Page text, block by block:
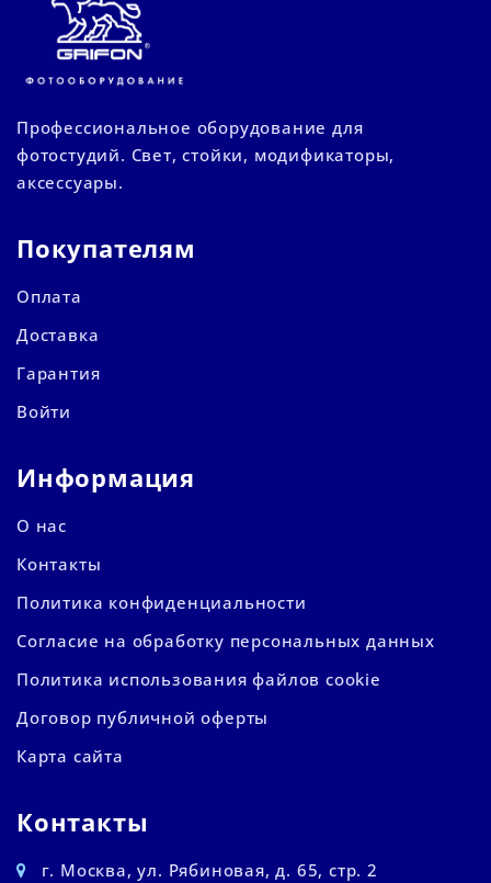
Профессиональное оборудование для
фотостудий. Свет, стойки, модификаторы,
аксессуары.
Покупателям
Оплата
Доставка
Гарантия
Войти
Информация
О нас
Контакты
Политика конфиденциальности
Согласие на обработку персональных данных
Политика использования файлов cookie
Договор публичной оферты
Карта сайта
Контакты
г. Москва, ул. Рябиновая, д. 65, стр. 2